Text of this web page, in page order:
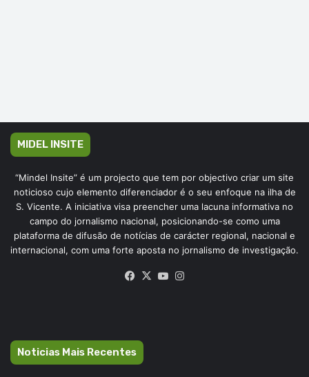
MIDEL INSITE
“Mindel Insite” é um projecto que tem por objectivo criar um site
noticioso cujo elemento diferenciador é o seu enfoque na ilha de
S. Vicente. A iniciativa visa preencher uma lacuna informativa no
campo do jornalismo nacional, posicionando-se como uma
plataforma de difusão de notícias de carácter regional, nacional e
internacional, com uma forte aposta no jornalismo de investigação.
Facebook
X YouTube
Noticias Mais Recentes